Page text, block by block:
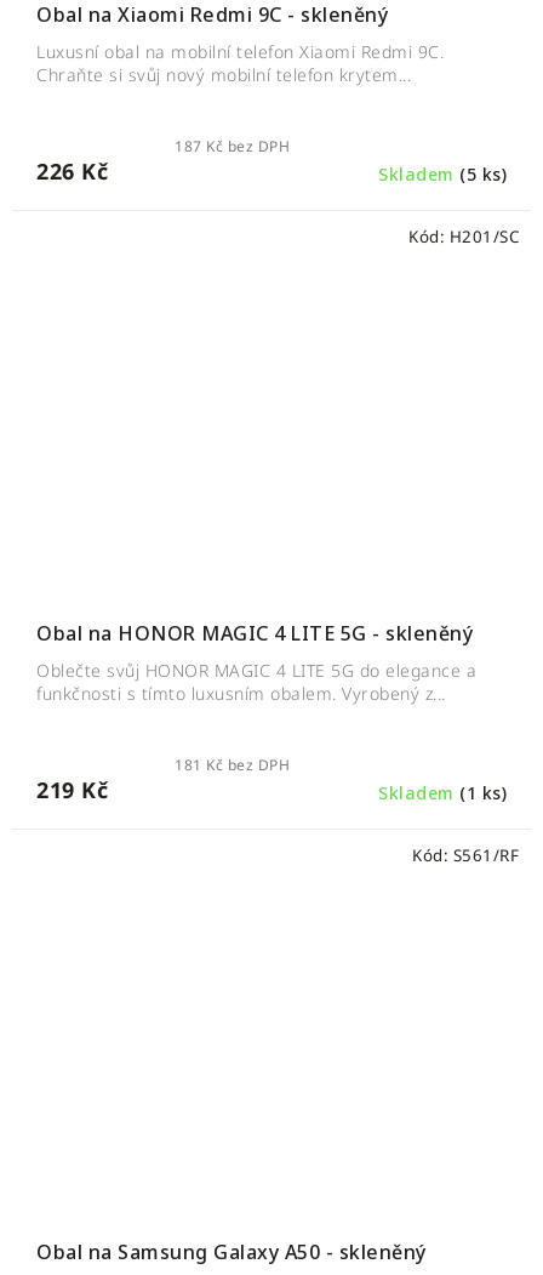
Obal na Xiaomi Redmi 9C - skleněný
Skladem (5 ks)
187 Kč bez DPH
226 Kč
Luxusní obal na mobilní telefon Xiaomi Redmi 9C.
Chraňte si svůj nový mobilní telefon krytem...
Obal na HONOR MAGIC 4 LITE 5G - skleněný
Skladem (1 ks)
181 Kč bez DPH
219 Kč
Oblečte svůj HONOR MAGIC 4 LITE 5G do elegance a
funkčnosti s tímto luxusním obalem. Vyrobený z...
Kód: H201/SC
Obal na Samsung Galaxy A50 - skleněný
Kód: S561/RF